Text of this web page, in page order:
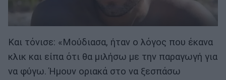
Και τόνισε: «Μούδιασα, ήταν ο λόγος που έκανα
κλικ και είπα ότι θα μιλήσω με την παραγωγή για
να φύγω. Ήμουν οριακά στο να ξεσπάσω